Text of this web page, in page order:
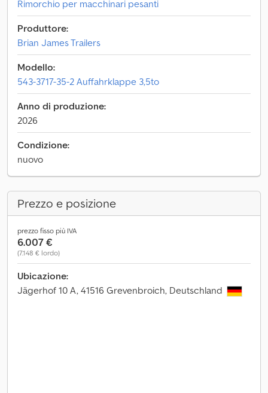
Rimorchio per macchinari pesanti
Produttore:
Brian James Trailers
Modello:
543-3717-35-2 Auffahrklappe 3,5to
Anno di produzione:
2026
Condizione:
nuovo
Prezzo e posizione
prezzo fisso più IVA
6.007 €
(7.148 € lordo)
Ubicazione:
Jägerhof 10 A, 41516 Grevenbroich, Deutschland